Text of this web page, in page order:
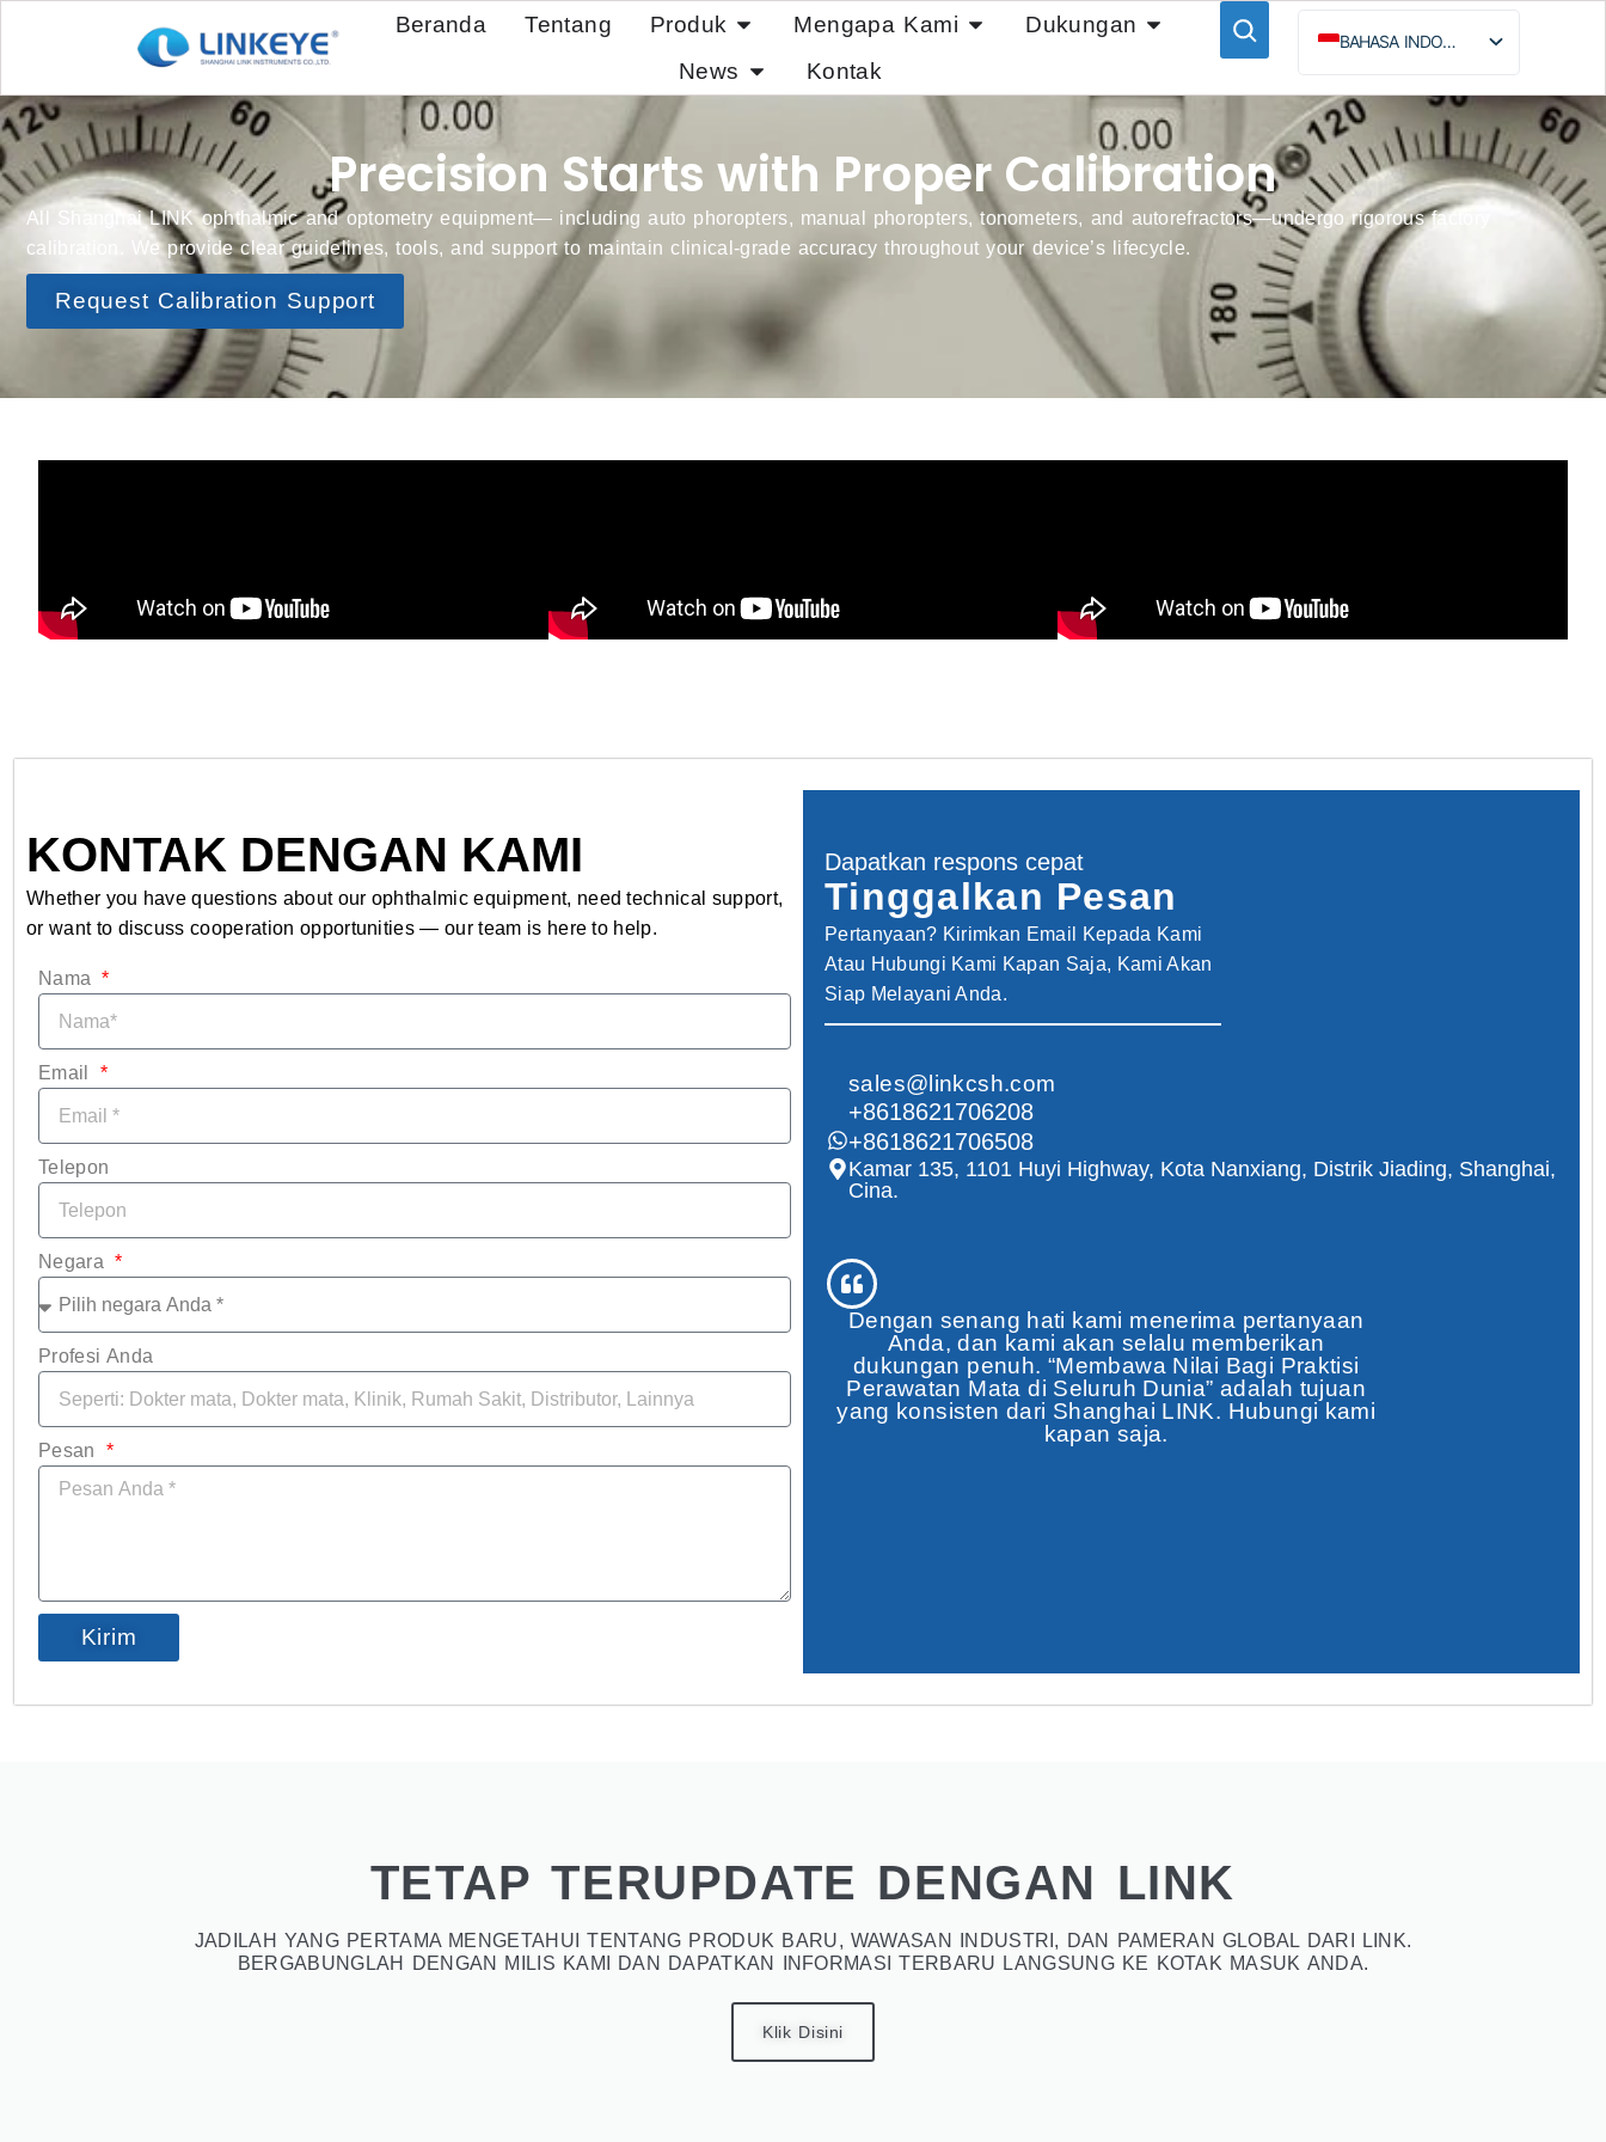
Beranda Tentang Produk Mengapa Kami
Dukungan
News
Kontak
BAHASA INDONESIA
ENGLISH
ESPAÑOL
РУССКИЙ
Precision Starts with Proper Calibration
All Shanghai LINK ophthalmic and optometry equipment— including auto phoropters, manual phoropters, tonometers, and autorefractors—undergo rigorous factory
calibration. We provide clear guidelines, tools, and support to maintain clinical-grade accuracy throughout your device’s lifecycle.
Request Calibration Support
KONTAK DENGAN KAMI
Whether you have questions about our ophthalmic equipment, need technical support,
or want to discuss cooperation opportunities — our team is here to help.
Nama
Email
Telepon
Negara
Profesi Anda
Pesan
Kirim
Dapatkan respons cepat
Tinggalkan Pesan
Pertanyaan? Kirimkan Email Kepada Kami
Atau Hubungi Kami Kapan Saja, Kami Akan
Siap Melayani Anda.
sales@linkcsh.com
+8618621706208
+8618621706508
Kamar 135, 1101 Huyi Highway, Kota Nanxiang, Distrik Jiading, Shanghai,
Cina.
Dengan senang hati kami menerima pertanyaan
Anda, dan kami akan selalu memberikan
dukungan penuh. “Membawa Nilai Bagi Praktisi
Perawatan Mata di Seluruh Dunia” adalah tujuan
yang konsisten dari Shanghai LINK. Hubungi kami
kapan saja.
TETAP TERUPDATE DENGAN LINK
JADILAH YANG PERTAMA MENGETAHUI TENTANG PRODUK BARU, WAWASAN INDUSTRI, DAN PAMERAN GLOBAL DARI LINK.
BERGABUNGLAH DENGAN MILIS KAMI DAN DAPATKAN INFORMASI TERBARU LANGSUNG KE KOTAK MASUK ANDA.
Klik Disini